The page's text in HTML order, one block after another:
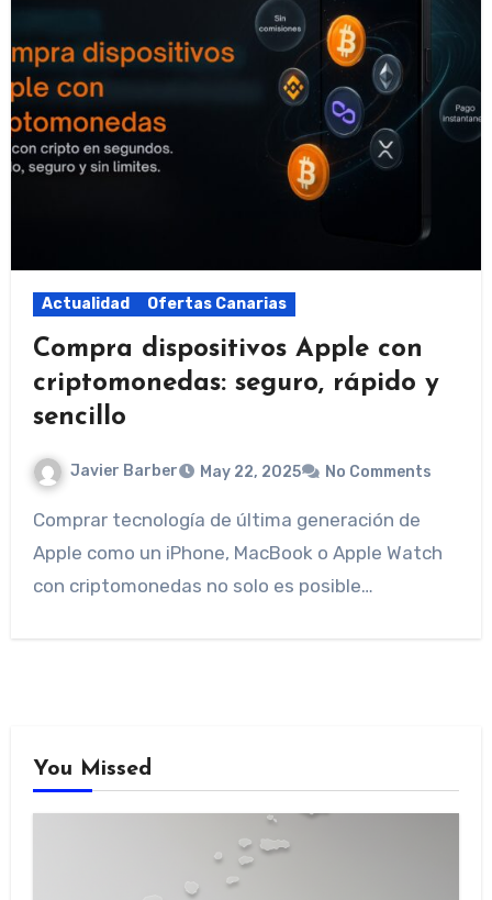
Actualidad Ofertas Canarias
Compra dispositivos Apple con
criptomonedas: seguro, rápido y
sencillo
Javier Barber May 22, 2025 No Comments
Comprar tecnología de última generación de
Apple como un iPhone, MacBook o Apple Watch
con criptomonedas no solo es posible…
You Missed